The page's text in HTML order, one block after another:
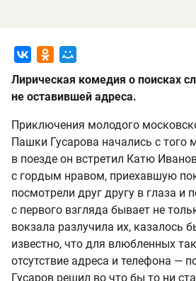
Лирическая комедия о поисках
не оставившей адреса.
Приключения молодого
Пашки Гусарова начались с того
в поезде он встретил Катю
с гордым нравом, приехавшую
посмотрели друг другу в глаза и
с первого взгляда бывает не
вокзала разлучила их, казалось
известно, что для влюбленных
отсутствие адреса и телефона —
Гусаров решил во что бы то ни